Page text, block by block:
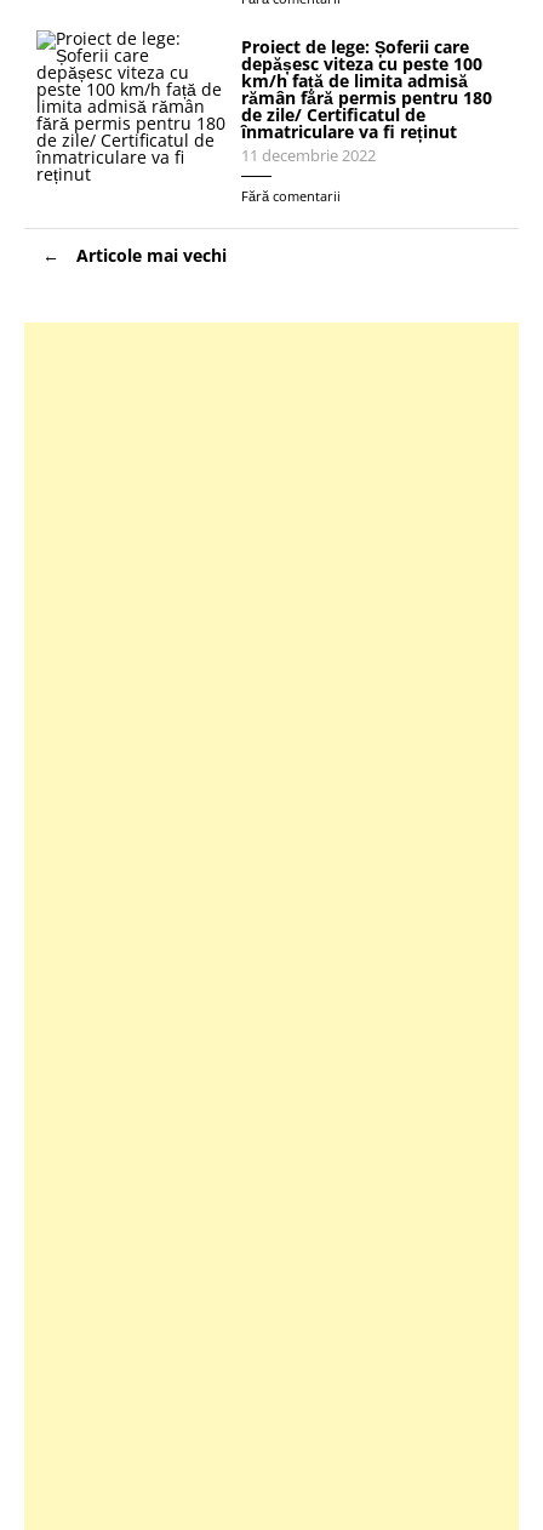
Proiect de lege: Șoferii care
depășesc viteza cu peste 100
km/h față de limita admisă
rămân fără permis pentru 180
de zile/ Certificatul de
înmatriculare va fi reținut
11 decembrie 2022
Fără comentarii
Navigare
în Articole mai vechi